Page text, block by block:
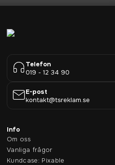
Telefon
019 - 12 34 90
E-post
kontakt@tsreklam.se
Info
Om oss
Vanliga frågor
Kundcase: Pixable